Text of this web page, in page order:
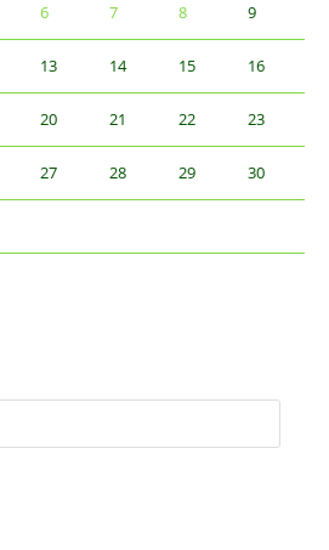
6 7 8 9
13 14 15 16
20 21 22 23
27 28 29 30